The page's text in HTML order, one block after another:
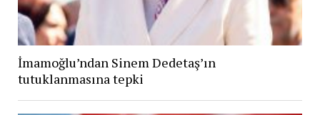
İmamoğlu’ndan Sinem Dedetaş’ın
tutuklanmasına tepki